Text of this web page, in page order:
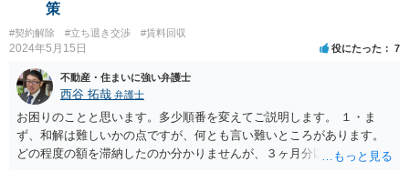
策
#契約解除 #立ち退き交渉 #賃料回収
2024年5月15日 役にたった 7
不動産・住まいに強い弁護士
西谷 拓哉 弁護士
お困りのことと思います。多少順番を変えてご説明します。 １・ま
ず、和解は難しいかの点ですが、何とも言い難いところがあります。
どの程度の額を滞納したのか分かりませんが、３ヶ月分以上滞納した